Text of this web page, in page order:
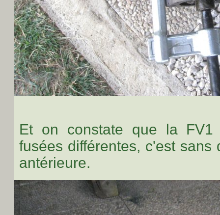
Et on constate que la
fusées différentes, c'est
antérieure.